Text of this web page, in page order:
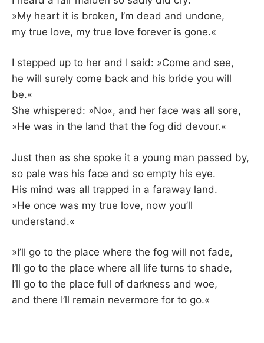
»My heart it is broken, I’m dead and undone,
my true love, my true love forever is gone.«
I stepped up to her and I said: »Come and see,
he will surely come back and his bride you will
be.«
She whispered: »No«, and her face was all sore,
»He was in the land that the fog did devour.«
Just then as she spoke it a young man passed by,
so pale was his face and so empty his eye.
His mind was all trapped in a faraway land.
»He once was my true love, now you’ll
understand.«
»I’ll go to the place where the fog will not fade,
I’ll go to the place where all life turns to shade,
I’ll go to the place full of darkness and woe,
and there I’ll remain nevermore for to go.«